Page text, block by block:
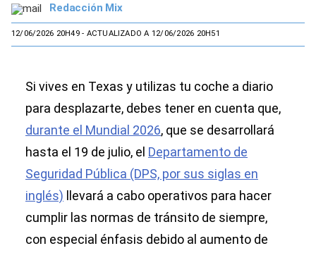
Redacción Mix
12/06/2026 20H49- ACTUALIZADO A 12/06/2026 20H51
Si vives en Texas y utilizas tu coche a diario
para desplazarte, debes tener en cuenta que,
durante el Mundial 2026, que se desarrollará
hasta el 19 de julio, el Departamento de
Seguridad Pública (DPS, por sus siglas en
inglés) llevará a cabo operativos para hacer
cumplir las normas de tránsito de siempre,
con especial énfasis debido al aumento de